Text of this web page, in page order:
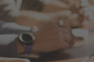
A1 - C2
medio nivel